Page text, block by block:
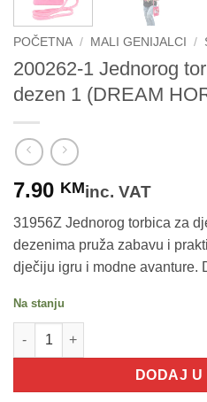
POČETNA / MALI GENIJALCI /
200262-1 Jednorog
dezen 1 (DREAM
7.90 KMinc. VAT
31956Z Jednorog torbica za
dezenima pruža zabavu i
dječiju igru i modne avanture.
Na stanju
200262-1 Jednorog torbica za
DODAJ U